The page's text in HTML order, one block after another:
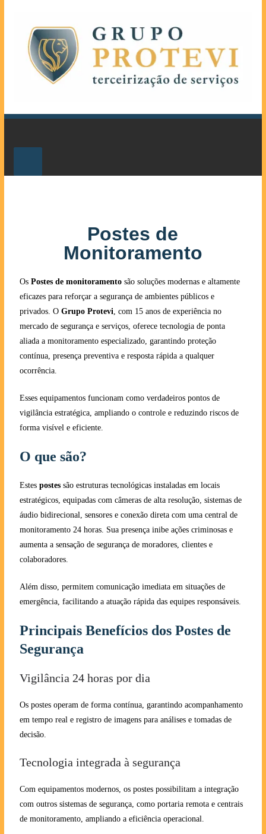
Postes de
Monitoramento
Os Postes de monitoramentosão soluções modernas e altamente
eficazes para reforçar a segurança de ambientes públicos e
privados. O Grupo Protevi, com 15 anos de experiência no
mercado de segurança e serviços, oferece tecnologia de ponta
aliada a monitoramento especializado, garantindo proteção
contínua, presença preventiva e resposta rápida a qualquer
ocorrência.
Esses equipamentos funcionam como verdadeiros pontos de
vigilância estratégica, ampliando o controle e reduzindo riscos de
forma visível e eficiente.
O que são?
Estes postessão estruturas tecnológicas instaladas em locais
estratégicos, equipadas com câmeras de alta resolução, sistemas de
áudio bidirecional, sensores e conexão direta com uma central de
monitoramento 24 horas. Sua presença inibe ações criminosas e
aumenta a sensação de segurança de moradores, clientes e
colaboradores.
Além disso, permitem comunicação imediata em situações de
emergência, facilitando a atuação rápida das equipes responsáveis.
Principais Benefícios dos Postes de
Segurança
Vigilância 24 horas por dia
Os postes operam de forma contínua, garantindo acompanhamento
em tempo real e registro de imagens para análises e tomadas de
decisão.
Tecnologia integrada à segurança
Com equipamentos modernos, os postes possibilitam a integração
com outros sistemas de segurança, como portaria remota e centrais
de monitoramento, ampliando a eficiência operacional.